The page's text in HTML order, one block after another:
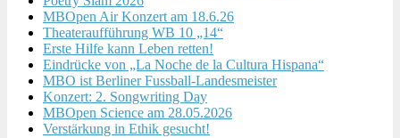
MBOpen Air Konzert am 18.6.26
Theateraufführung WB 10 „14“
Erste Hilfe kann Leben retten!
Eindrücke von „La Noche de la Cultura Hispana“
MBO ist Berliner Fussball-Landesmeister
Konzert: 2. Songwriting Day
MBOpen Science am 28.05.2026
Verstärkung in Ethik gesucht!